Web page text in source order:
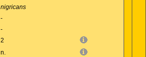
nigricans
-
-
2
n.